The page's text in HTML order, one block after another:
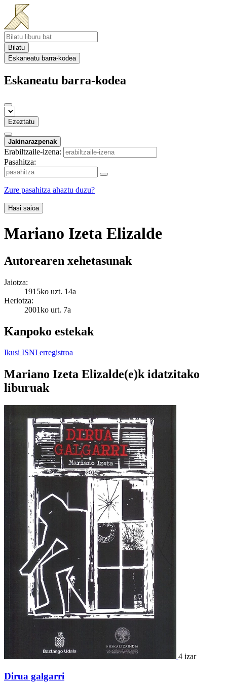
Bilatu
Eskaneatu barra-kodea
Eskaneatu barra-kodea
Ezeztatu
Jakinarazpenak
Erabiltzaile-izena:
Pasahitza:
Zure pasahitza ahaztu duzu?
Hasi saioa
Mariano Izeta Elizalde
Autorearen xehetasunak
Jaiotza:
1915ko uzt. 14a
Heriotza:
2001ko urt. 7a
Kanpoko estekak
Ikusi ISNI erregistroa
Mariano Izeta Elizalde(e)k idatzitako
liburuak
4 izar
Dirua galgarri